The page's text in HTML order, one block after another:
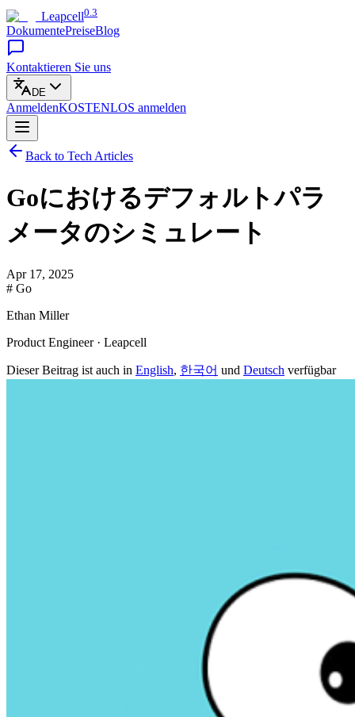
Leapcell0.3
DokumentePreiseBlog
Kontaktieren Sie uns
DE
AnmeldenKOSTENLOS anmelden
Back to Tech Articles
Goにおけるデフォルトパラ
メータのシミュレート
Apr 17, 2025
# Go
Ethan Miller
Product Engineer · Leapcell
Dieser Beitrag ist auch in English, 한국어 und Deutsch verfügbar